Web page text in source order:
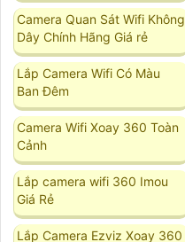
Camera Quan Sát Wifi Không
Dây Chính Hãng Giá rẻ
Lắp Camera Wifi Có Màu
Ban Đêm
Camera Wifi Xoay 360 Toàn
Cảnh
Lắp camera wifi 360 Imou
Giá Rẻ
Lắp Camera Ezviz Xoay 360